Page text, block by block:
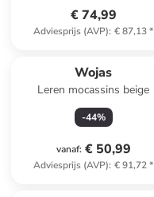
€ 74,99
Adviesprijs (AVP): € 87,13*
Wojas
Leren mocassins beige
-44%
vanaf: € 50,99
Adviesprijs (AVP): € 91,72*